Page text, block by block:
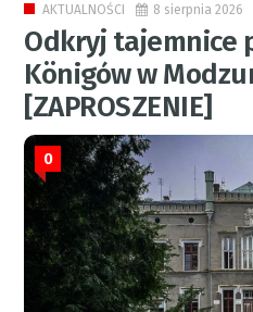
AKTUALNOŚCI 8 sierpnia 2026
Odkryj tajemnice
Königów w
[ZAPROSZENIE]
0